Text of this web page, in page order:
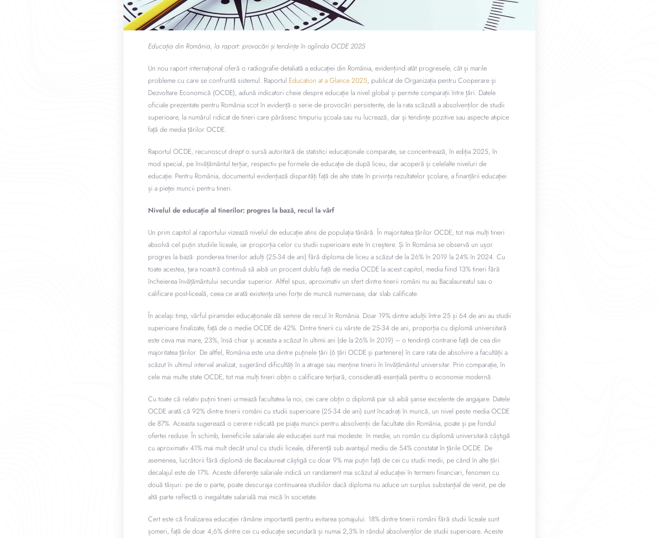
Educația din România, la raport: provocări și tendințe în oglinda OCDE 2025
Un nou raport internațional oferă o radiografie detaliată a educației din România, evidențiind atât progresele, cât și marile
probleme cu care se confruntă sistemul. Raportul Education at a Glance 2025, publicat de Organizația pentru Cooperare și
Dezvoltare Economică (OCDE), adună indicatori cheie despre educație la nivel global și permite comparații între țări. Datele
oficiale prezentate pentru România scot în evidență o serie de provocări persistente, de la rata scăzută a absolvenților de studii
superioare, la numărul ridicat de tineri care părăsesc timpuriu școala sau nu lucrează, dar și tendințe pozitive sau aspecte atipice
față de media țărilor OCDE.
Raportul OCDE, recunoscut drept o sursă autoritară de statistici educaționale comparate, se concentrează, în ediția 2025, în
mod special, pe învățământul terțiar, respectiv pe formele de educație de după liceu, dar acoperă și celelalte niveluri de
educație. Pentru România, documentul evidențiază disparități față de alte state în privința rezultatelor școlare, a finanțării educației
și a pieței muncii pentru tineri.
Nivelul de educație al tinerilor: progres la bază, recul la vârf
Un prim capitol al raportului vizează nivelul de educație atins de populația tânără. În majoritatea țărilor OCDE, tot mai mulți tineri
absolvă cel puțin studiile liceale, iar proporția celor cu studii superioare este în creștere. Și în România se observă un ușor
progres la bază: ponderea tinerilor adulți (25-34 de ani) fără diploma de liceu a scăzut de la 26% în 2019 la 24% în 2024. Cu
toate acestea, țara noastră continuă să aibă un procent dublu față de media OCDE la acest capitol, media fiind 13% tineri fără
încheierea învățământului secundar superior. Altfel spus, aproximativ un sfert dintre tinerii români nu au Bacalaureatul sau o
calificare post-liceală, ceea ce arată existența unei forțe de muncă numeroase, dar slab calificate.
În același timp, vârful piramidei educaționale dă semne de recul în România. Doar 19% dintre adulții între 25 și 64 de ani au studii
superioare finalizate, față de o medie OCDE de 42%. Dintre tinerii cu vârste de 25-34 de ani, proporția cu diplomă universitară
este ceva mai mare, 23%, însă chiar și aceasta a scăzut în ultimii ani (de la 26% în 2019) – o tendință contrarie față de cea din
majoritatea țărilor. De altfel, România este una dintre puținele țări (6 țări OCDE și partenere) în care rata de absolvire a facultății a
scăzut în ultimul interval analizat, sugerând dificultăți în a atrage sau menține tinerii în învățământul universitar. Prin comparație, în
cele mai multe state OCDE, tot mai mulți tineri obțin o calificare terțiară, considerată esențială pentru o economie modernă.
Cu toate că relativ puțini tineri urmează facultatea la noi, cei care obțin o diplomă par să aibă șanse excelente de angajare. Datele
OCDE arată că 92% dintre tinerii români cu studii superioare (25-34 de ani) sunt încadrați în muncă, un nivel peste media OCDE
de 87%. Aceasta sugerează o cerere ridicată pe piața muncii pentru absolvenții de facultate din România, poate și pe fondul
ofertei reduse. În schimb, beneficiile salariale ale educației sunt mai modeste: în medie, un român cu diplomă universitară câștigă
cu aproximativ 41% mai mult decât unul cu studii liceale, diferență sub avantajul mediu de 54% constatat în țările OCDE. De
asemenea, lucrătorii fără diplomă de Bacalaureat câștigă cu doar 9% mai puțin față de cei cu studii medii, pe când în alte țări
decalajul este de 17%. Aceste diferențe salariale indică un randament mai scăzut al educației în termeni financiari, fenomen cu
două tăișuri: pe de o parte, poate descuraja continuarea studiilor dacă diploma nu aduce un surplus substanțial de venit, pe de
altă parte reflectă o inegalitate salarială mai mică în societate.
Cert este că finalizarea educației rămâne importantă pentru evitarea șomajului: 18% dintre tinerii români fără studii liceale sunt
șomeri, față de doar 4,6% dintre cei cu educație secundară și numai 2,3% în rândul absolvenților de studii superioare. Aceste